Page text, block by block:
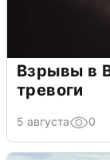
Взрывы в
тревоги
5 августа 0